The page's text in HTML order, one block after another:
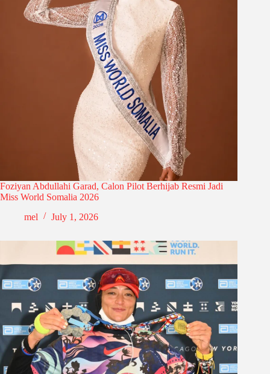
Foziyan Abdullahi Garad, Calon Pilot Berhijab Resmi Jadi
Miss World Somalia 2026
mel
July 1, 2026